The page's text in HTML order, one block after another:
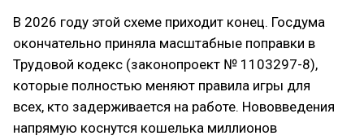
В 2026 году этой схеме приходит конец. Госдума
окончательно приняла масштабные поправки в
Трудовой кодекс (законопроект № 1103297-8),
которые полностью меняют правила игры для
всех, кто задерживается на работе. Нововведения
напрямую коснутся кошелька миллионов